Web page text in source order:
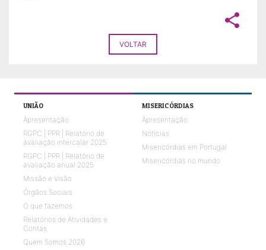
share
VOLTAR
UNIÃO
Apresentação
RGPC | PPR | Relatório de
avaliação intercalar 2025
RGPC | PPR | Relatório de
avaliação anual 2025
Missão e Visão
Órgãos Sociais
O que fazemos
Relatórios de Atividades e
Contas
Quem Somos 2026
MISERICÓRDIAS
Apresentação
Notícias
Misericórdias em Portugal
Misericórdias no mundo